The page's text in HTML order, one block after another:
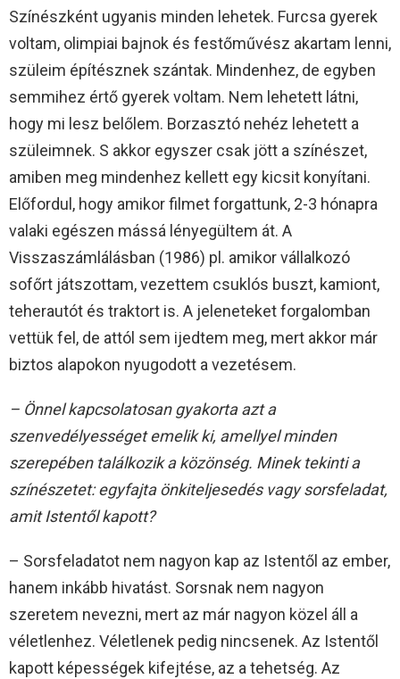
Színészként ugyanis minden lehetek. Furcsa gyerek
voltam, olimpiai bajnok és festőművész akartam lenni,
szüleim építésznek szántak. Mindenhez, de egyben
semmihez értő gyerek voltam. Nem lehetett látni,
hogy mi lesz belőlem. Borzasztó nehéz lehetett a
szüleimnek. S akkor egyszer csak jött a színészet,
amiben meg mindenhez kellett egy kicsit konyítani.
Előfordul, hogy amikor filmet forgattunk, 2-3 hónapra
valaki egészen mássá lényegültem át. A
Visszaszámlálásban (1986) pl. amikor vállalkozó
sofőrt játszottam, vezettem csuklós buszt, kamiont,
teherautót és traktort is. A jeleneteket forgalomban
vettük fel, de attól sem ijedtem meg, mert akkor már
biztos alapokon nyugodott a vezetésem.
– Önnel kapcsolatosan gyakorta azt a
szenvedélyességet emelik ki, amellyel minden
szerepében találkozik a közönség. Minek tekinti a
színészetet: egyfajta önkiteljesedés vagy sorsfeladat,
amit Istentől kapott?
– Sorsfeladatot nem nagyon kap az Istentől az ember,
hanem inkább hivatást. Sorsnak nem nagyon
szeretem nevezni, mert az már nagyon közel áll a
véletlenhez. Véletlenek pedig nincsenek. Az Istentől
kapott képességek kifejtése, az a tehetség. Az